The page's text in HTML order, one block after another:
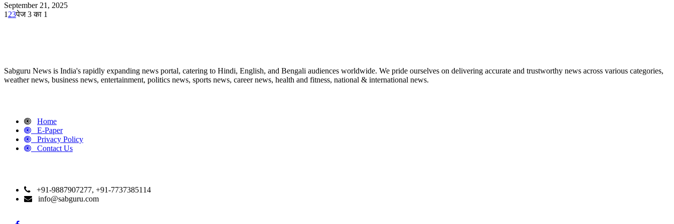
September 21, 2025
1 23पेज 3 का 1
Sabguru News is India's rapidly expanding news portal, catering to Hindi, English, and Bengali audiences worldwide. We pride ourselves on delivering accurate and trustworthy news across various categories,
weather news, business news, entertainment, politics news, sports news, career news, health and fitness, national & international news.
Home
E-Paper
Privacy Policy
Contact Us
+91-9887907277, +91-7737385114
info@sabguru.com